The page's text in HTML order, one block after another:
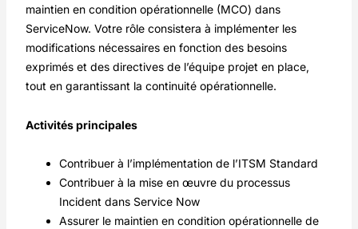
maintien en condition opérationnelle (MCO) dans
ServiceNow. Votre rôle consistera à implémenter les
modifications nécessaires en fonction des besoins
exprimés et des directives de l’équipe projet en place,
tout en garantissant la continuité opérationnelle.
Activités principales
Contribuer à l’implémentation de l’ITSM Standard
Contribuer à la mise en œuvre du processus
Incident dans Service Now
Assurer le maintien en condition opérationnelle de